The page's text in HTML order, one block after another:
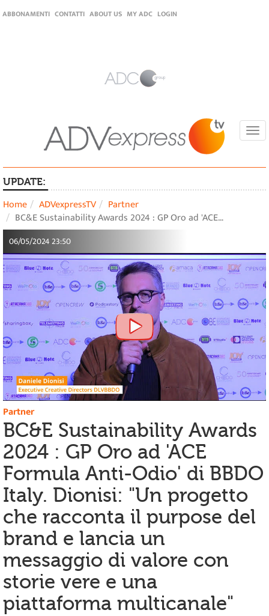
ABBONAMENTI CONTATTI ABOUT US MY ADC LOGIN
UPDATE:
Home ADVexpressTV
Partner
BC&E Sustainability Awards 2024 : GP Oro ad 'ACE…
06/05/2024 23:50
Partner
BC&E Sustainability Awards
2024 : GP Oro ad 'ACE
Formula Anti-Odio' di BBDO
Italy. Dionisi: "Un progetto
che racconta il purpose del
brand e lancia un
messaggio di valore con
storie vere e una
piattaforma multicanale"